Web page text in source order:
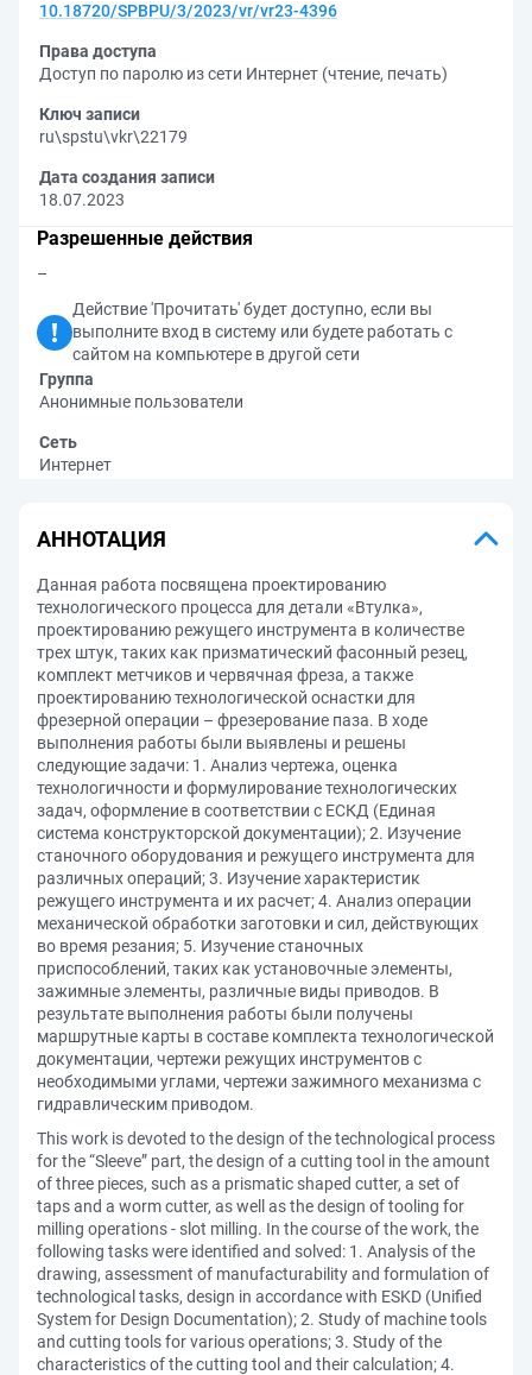
10.18720/SPBPU/3/2023/vr/vr23-4396
Права доступа
Доступ по паролю из сети Интернет (чтение, печать)
Ключ записи
ru\spstu\vkr\22179
Дата создания записи
18.07.2023
Разрешенные действия
–
Действие 'Прочитать' будет доступно, если вы
выполните вход в систему или будете работать с
сайтом на компьютере в другой сети
Группа
Анонимные пользователи
Сеть
Интернет
АННОТАЦИЯ
Данная работа посвящена проектированию
технологического процесса для детали «Втулка»,
проектированию режущего инструмента в количестве
трех штук, таких как призматический фасонный резец,
комплект метчиков и червячная фреза, а также
проектированию технологической оснастки для
фрезерной операции – фрезерование паза. В ходе
выполнения работы были выявлены и решены
следующие задачи: 1. Анализ чертежа, оценка
технологичности и формулирование технологических
задач, оформление в соответствии с ЕСКД (Единая
система конструкторской документации); 2. Изучение
станочного оборудования и режущего инструмента для
различных операций; 3. Изучение характеристик
режущего инструмента и их расчет; 4. Анализ операции
механической обработки заготовки и сил, действующих
во время резания; 5. Изучение станочных
приспособлений, таких как установочные элементы,
зажимные элементы, различные виды приводов. В
результате выполнения работы были получены
маршрутные карты в составе комплекта технологической
документации, чертежи режущих инструментов с
необходимыми углами, чертежи зажимного механизма с
гидравлическим приводом.
This work is devoted to the design of the technological process
for the “Sleeve” part, the design of a cutting tool in the amount
of three pieces, such as a prismatic shaped cutter, a set of
taps and a worm cutter, as well as the design of tooling for
milling operations - slot milling. In the course of the work, the
following tasks were identified and solved: 1. Analysis of the
drawing, assessment of manufacturability and formulation of
technological tasks, design in accordance with ESKD (Unified
System for Design Documentation); 2. Study of machine tools
and cutting tools for various operations; 3. Study of the
characteristics of the cutting tool and their calculation; 4.